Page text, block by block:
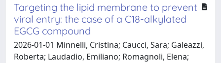
Targeting the lipid membrane to prevent
viral entry: the case of a C18-alkylated
EGCG compound
2026-01-01 Minnelli, Cristina; Caucci, Sara; Galeazzi,
Roberta; Laudadio, Emiliano; Romagnoli, Elena;